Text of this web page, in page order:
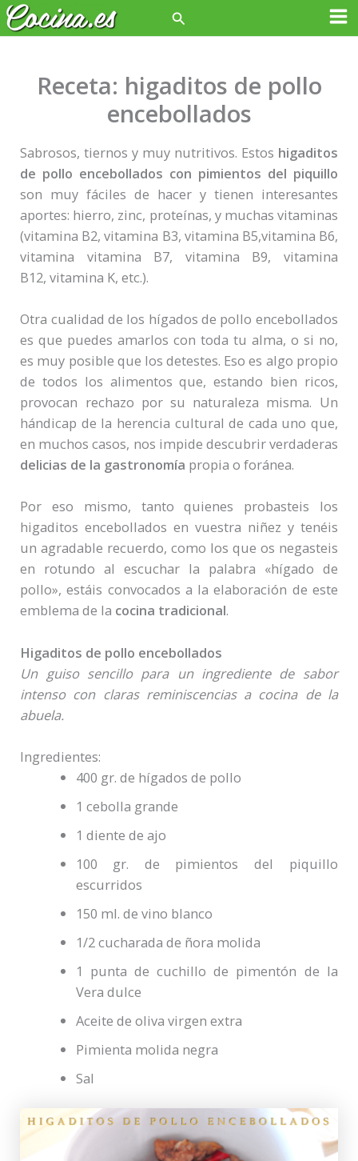
Ir
al
Buscar
Receta: higaditos de pollo
encebollados
Sabrosos, tiernos y muy nutritivos. Estos higaditos
de pollo encebollados con pimientos del piquillo
son muy fáciles de hacer y tienen interesantes
aportes: hierro, zinc, proteínas, y muchas vitaminas
(vitamina B2, vitamina B3, vitamina B5,vitamina B6,
vitamina vitamina B7, vitamina B9, vitamina
B12, vitamina K, etc.).
Otra cualidad de los hígados de pollo encebollados
es que puedes amarlos con toda tu alma, o si no,
es muy posible que los detestes. Eso es algo propio
de todos los alimentos que, estando bien ricos,
provocan rechazo por su naturaleza misma. Un
hándicap de la herencia cultural de cada uno que,
en muchos casos, nos impide descubrir verdaderas
delicias de la gastronomía propia o foránea.
Por eso mismo, tanto quienes probasteis los
higaditos encebollados en vuestra niñez y tenéis
un agradable recuerdo, como los que os negasteis
en rotundo al escuchar la palabra «hígado de
pollo», estáis convocados a la elaboración de este
emblema de la cocina tradicional.
Higaditos de pollo encebollados
Un guiso sencillo para un ingrediente de sabor
intenso con claras reminiscencias a cocina de la
abuela.
Ingredientes:
400 gr. de hígados de pollo
1 cebolla grande
1 diente de ajo
100 gr. de pimientos del piquillo
escurridos
150 ml. de vino blanco
1/2 cucharada de ñora molida
1 punta de cuchillo de pimentón de la
Vera dulce
Aceite de oliva virgen extra
Pimienta molida negra
Sal